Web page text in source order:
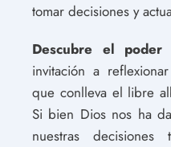
tomar decisiones y
Descubre el
invitación a
que conlleva el libre
Si bien Dios nos ha
nuestras decisiones